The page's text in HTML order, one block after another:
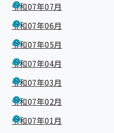
令和07年07月
令和07年06月
令和07年05月
令和07年04月
令和07年03月
令和07年02月
令和07年01月